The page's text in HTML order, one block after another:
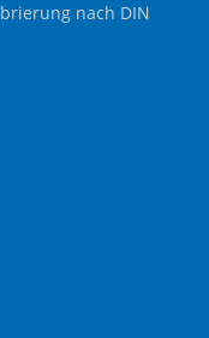
nach DIN